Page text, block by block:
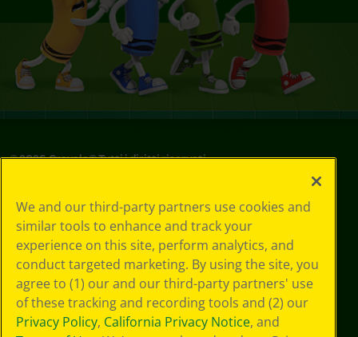
©2026Crayola® Tutti i diritti riservati.
in materia di
privacy
Informativa sulla
privacy
Termini SMS
GDPR
Informativa sulla
privacy di CA
We and our third-party partners use cookies and
similar tools to enhance and track your
experience on this site, perform analytics, and
conduct targeted marketing. By using the site, you
agree to (1) our and our third-party partners' use
of these tracking and recording tools and (2) our
Privacy Policy, California Privacy Notice, and